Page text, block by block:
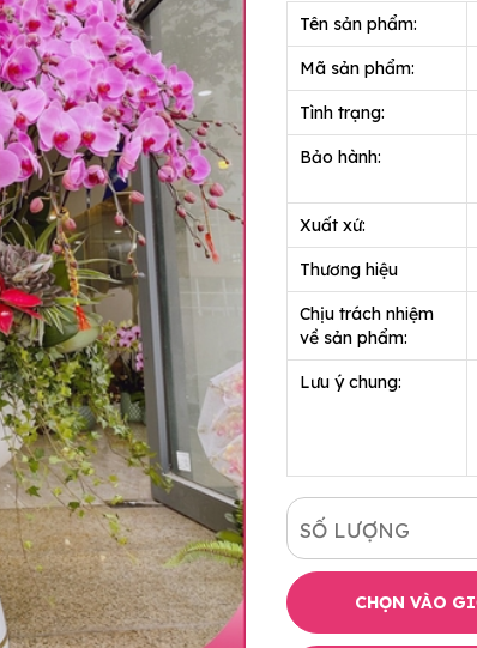
Tên sản phẩm:
Mã sản phẩm:
Tình trạng:
Bảo hành:
Xuất xứ:
Thương hiệu
Chịu trách nhiệm
về sản phẩm:
Lưu ý chung:
SỐ LƯỢNG
CHỌN VÀO